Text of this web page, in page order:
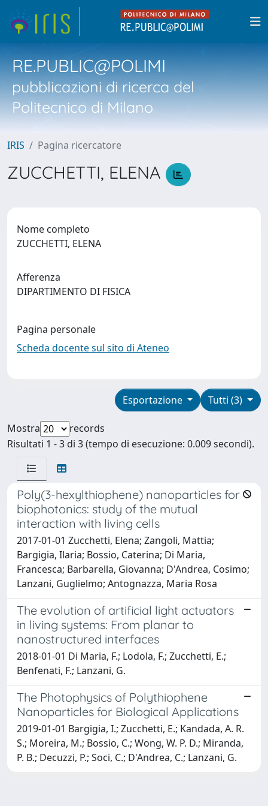
RE.PUBLIC@POLIMI
pubblicazioni di ricerca del
Politecnico di Milano
IRIS Pagina ricercatore
ZUCCHETTI, ELENA
Nome completo
ZUCCHETTI, ELENA
Afferenza
DIPARTIMENTO DI FISICA
Pagina personale
Scheda docente sul sito di Ateneo
Tutti (3)
Esportazione
Mostra
records
Risultati 1 - 3 di 3 (tempo di esecuzione: 0.009 secondi).
Poly(3-hexylthiophene) nanoparticles for
biophotonics: study of the mutual
interaction with living cells
2017-01-01 Zucchetti, Elena; Zangoli, Mattia;
Bargigia, Ilaria; Bossio, Caterina; Di Maria,
Francesca; Barbarella, Giovanna; D'Andrea, Cosimo;
Lanzani, Guglielmo; Antognazza, Maria Rosa
The evolution of artificial light actuators
in living systems: From planar to
nanostructured interfaces
2018-01-01 Di Maria, F.; Lodola, F.; Zucchetti, E.;
Benfenati, F.; Lanzani, G.
The Photophysics of Polythiophene
Nanoparticles for Biological Applications
2019-01-01 Bargigia, I.; Zucchetti, E.; Kandada, A. R.
S.; Moreira, M.; Bossio, C.; Wong, W. P. D.; Miranda,
P. B.; Decuzzi, P.; Soci, C.; D'Andrea, C.; Lanzani, G.